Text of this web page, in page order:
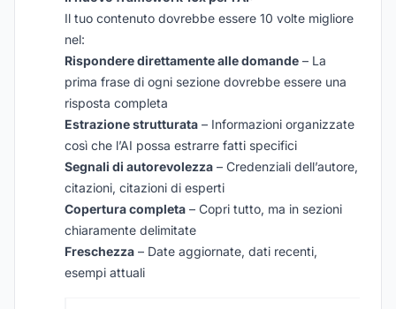
Il tuo contenuto dovrebbe essere 10 volte migliore
nel:
Rispondere direttamente alle domande – La
prima frase di ogni sezione dovrebbe essere una
risposta completa
Estrazione strutturata – Informazioni organizzate
così che l’AI possa estrarre fatti specifici
Segnali di autorevolezza – Credenziali dell’autore,
citazioni, citazioni di esperti
Copertura completa – Copri tutto, ma in sezioni
chiaramente delimitate
Freschezza – Date aggiornate, dati recenti,
esempi attuali